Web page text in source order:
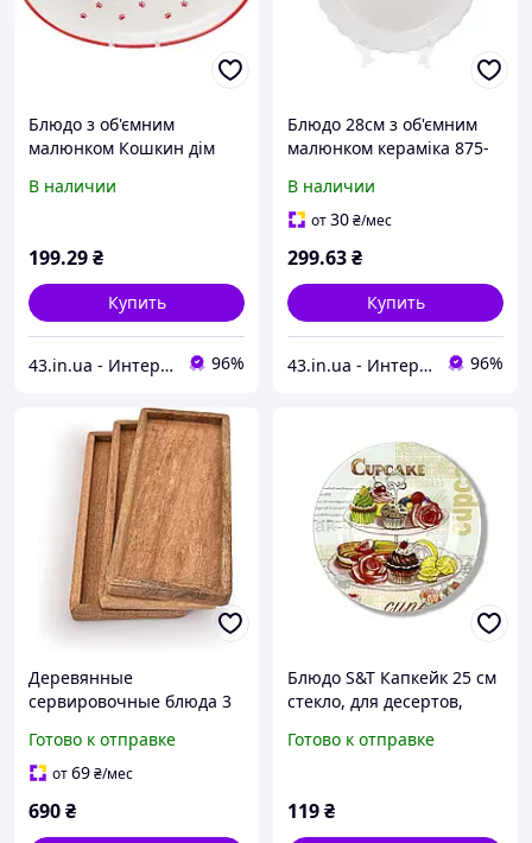
Блюдо з об'ємним
малюнком Кошкин дім
ДИ
В наличии
199.29₴
Купить
43.in.ua - Интернет-магазин с широким ассортиментом различных товаров для Вашей жизни и комфорта 96%
Блюдо 28см з об'ємним
малюнком кераміка 875-
В наличии
от30₴/мес
299.63₴
Купить
43.in.ua - Интернет-магазин с широким ассортиментом различных товаров для Вашей жизни и комфорта 96%
Деревянные
сервировочные блюда 3
с приподнятым краем
30х13 см
Готово к отправке
от69₴/мес
690₴
Блюдо S&T Капкейк 25 см
стекло, для десертов,
принт, праздничная
Готово к отправке
119₴